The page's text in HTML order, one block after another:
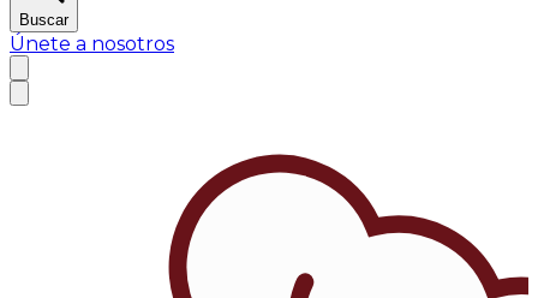
Buscar
Únete a nosotros